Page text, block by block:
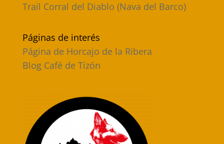
Trail Corral del Diablo (Nava del Barco)
Páginas de interés
Página de Horcajo de la Ribera
Blog Café de Tizón